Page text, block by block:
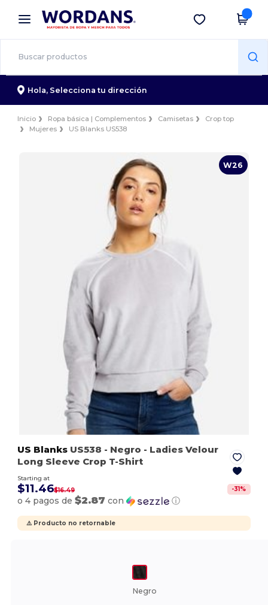
× App de Wordans
¡Mejores precios en app!
Descargar app
Hola, Selecciona tu dirección
Inicio Ropa básica | Complementos Camisetas
Crop top
Mujeres
US Blanks US538
W26
US Blanks US538 - Negro - Ladies Velour
Long Sleeve Crop T-Shirt
Starting at
$11.46$16.49 -31 %
o 4 pagos de$2.87 con ⓘ
⚠️ Producto no retornable
Negro